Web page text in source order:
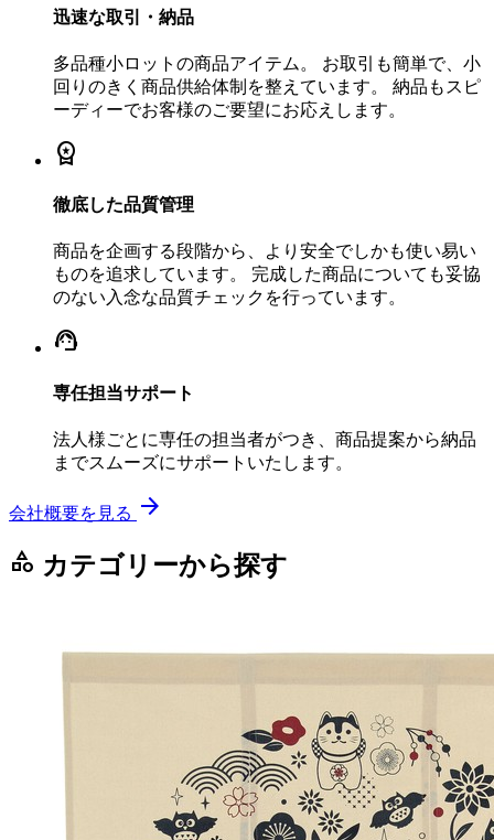
迅速な取引・納品
多品種小ロットの商品アイテム。 お取引も簡単で、小
回りのきく商品供給体制を整えています。 納品もスピ
ーディーでお客様のご要望にお応えします。
workspace_premium
徹底した品質管理
商品を企画する段階から、より安全でしかも使い易い
ものを追求しています。 完成した商品についても妥協
のない入念な品質チェックを行っています。
support_agent
専任担当サポート
法人様ごとに専任の担当者がつき、商品提案から納品
までスムーズにサポートいたします。
会社概要を見る arrow_forward
category カテゴリーから探す